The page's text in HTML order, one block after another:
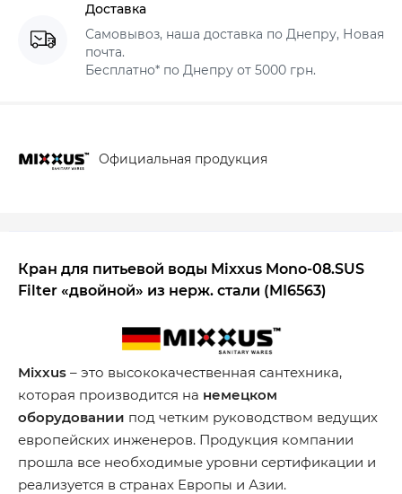
Доставка
Самовывоз, наша доставка по Днепру, Новая
почта.
Бесплатно* по Днепру от 5000 грн.
Официальная продукция
Кран для питьевой воды Mixxus Mono-08.SUS
Filter «двойной» из нерж. стали (MI6563)
Mixxus – это высококачественная сантехника,
которая производится на немецком
оборудовании под четким руководством ведущих
европейских инженеров. Продукция компании
прошла все необходимые уровни сертификации и
реализуется в странах Европы и Азии.